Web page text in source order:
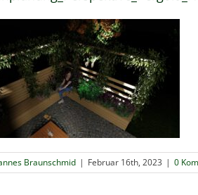
Braunschmid | Februar 16th, 2023 | 0